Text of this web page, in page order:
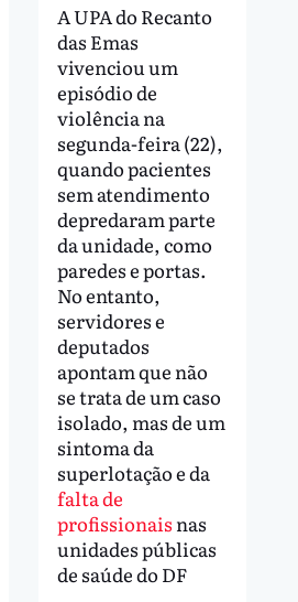
A UPA do Recanto
das Emas
vivenciou um
episódio de
violência na
segunda-feira (22),
quando pacientes
sem atendimento
depredaram parte
da unidade, como
paredes e portas.
No entanto,
servidores e
deputados
apontam que não
se trata de um caso
isolado, mas de um
sintoma da
superlotação e da
falta de
profissionais nas
unidades públicas
de saúde do DF